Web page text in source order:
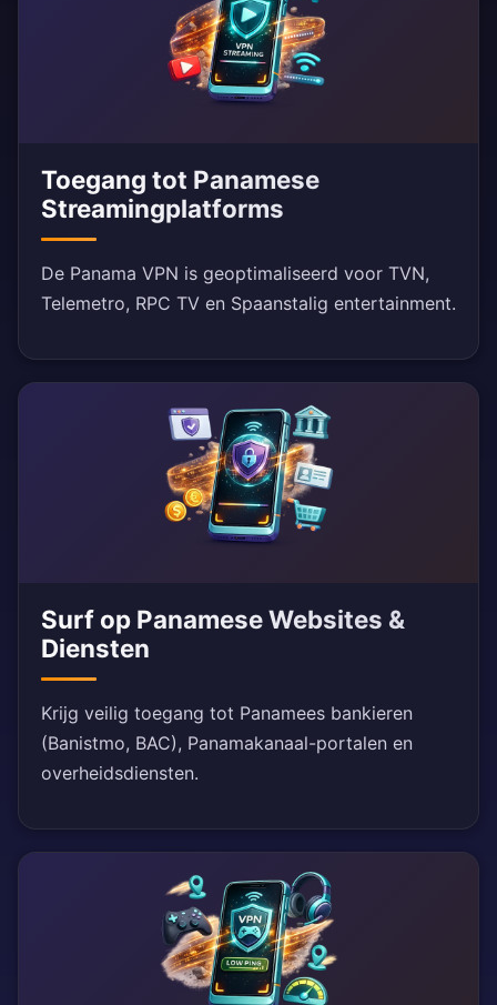
Toegang tot Panamese
Streamingplatforms
De Panama VPN is geoptimaliseerd voor TVN,
Telemetro, RPC TV en Spaanstalig entertainment.
Surf op Panamese Websites &
Diensten
Krijg veilig toegang tot Panamees bankieren
(Banistmo, BAC), Panamakanaal-portalen en
overheidsdiensten.